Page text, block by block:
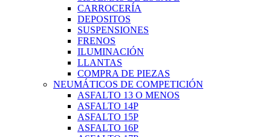
CARROCERÍA
DEPOSITOS
SUSPENSIONES
FRENOS
ILUMINACIÓN
LLANTAS
COMPRA DE PIEZAS
NEUMÁTICOS DE COMPETICIÓN
ASFALTO 13 O MENOS
ASFALTO 14P
ASFALTO 15P
ASFALTO 16P